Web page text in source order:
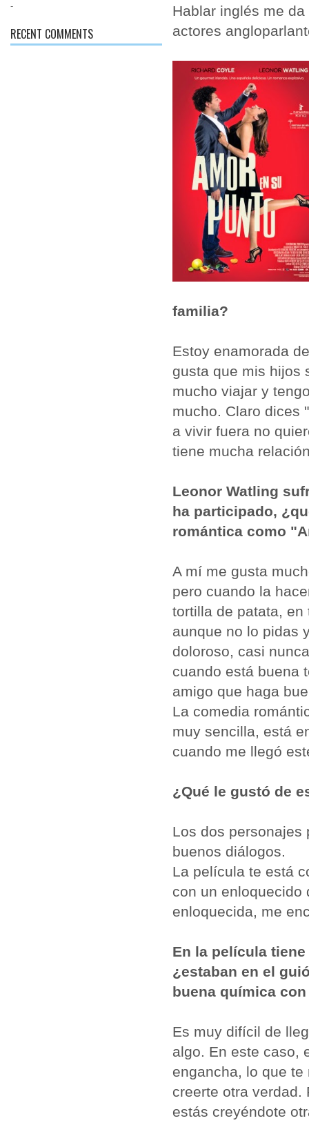
-
RECENT COMMENTS
Hablar inglés me
actores
familia?
Estoy enamorada
gusta que mis hijos
mucho viajar y
mucho. Claro dices
a vivir fuera no
tiene mucha
Leonor Watling
ha participado,
romántica como
A mí me gusta
pero cuando la
tortilla de patata,
aunque no lo pidas
doloroso, casi
cuando está buena
amigo que haga
La comedia
muy sencilla, está
cuando me llegó
¿Qué le gustó de
Los dos personajes
buenos diálogos.
La película te está
con un enloquecido
enloquecida, me
En la película
¿estaban en el
buena química
Es muy difícil de
algo. En este caso,
engancha, lo que
creerte otra verdad.
estás creyéndote